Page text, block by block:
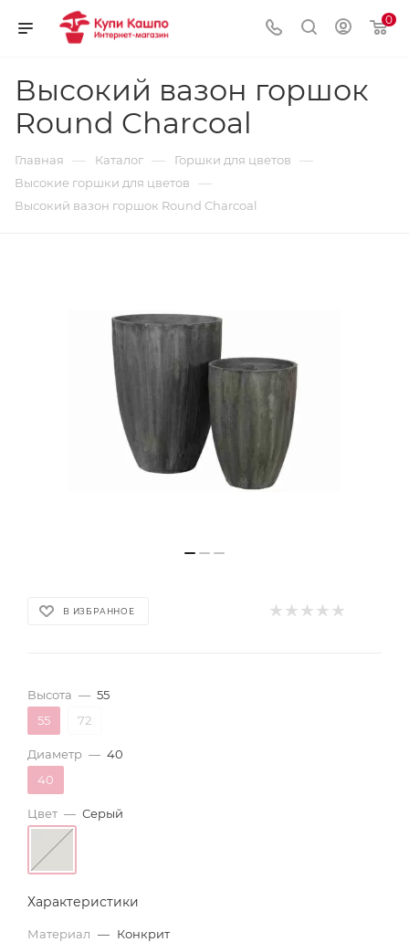
0
Высокий вазон горшок
Round Charcoal
Главная — Каталог — Горшки для цветов —
Высокие горшки для цветов —
Высокий вазон горшок Round Charcoal
В ИЗБРАННОЕ
Высота — 55
55
72
Диаметр — 40
40
Цвет — Серый
Характеристики
Материал — Конкрит